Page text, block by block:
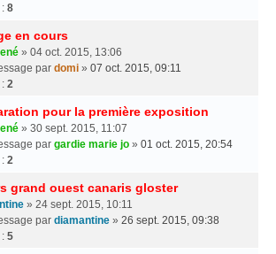
8
en cours
» 04 oct. 2015, 13:06
par domi » 07 oct. 2015, 09:11
2
pour la première exposition
» 30 sept. 2015, 11:07
par gardie marie jo » 01 oct. 2015, 20:54
2
grand ouest canaris gloster
» 24 sept. 2015, 10:11
par diamantine » 26 sept. 2015, 09:38
5